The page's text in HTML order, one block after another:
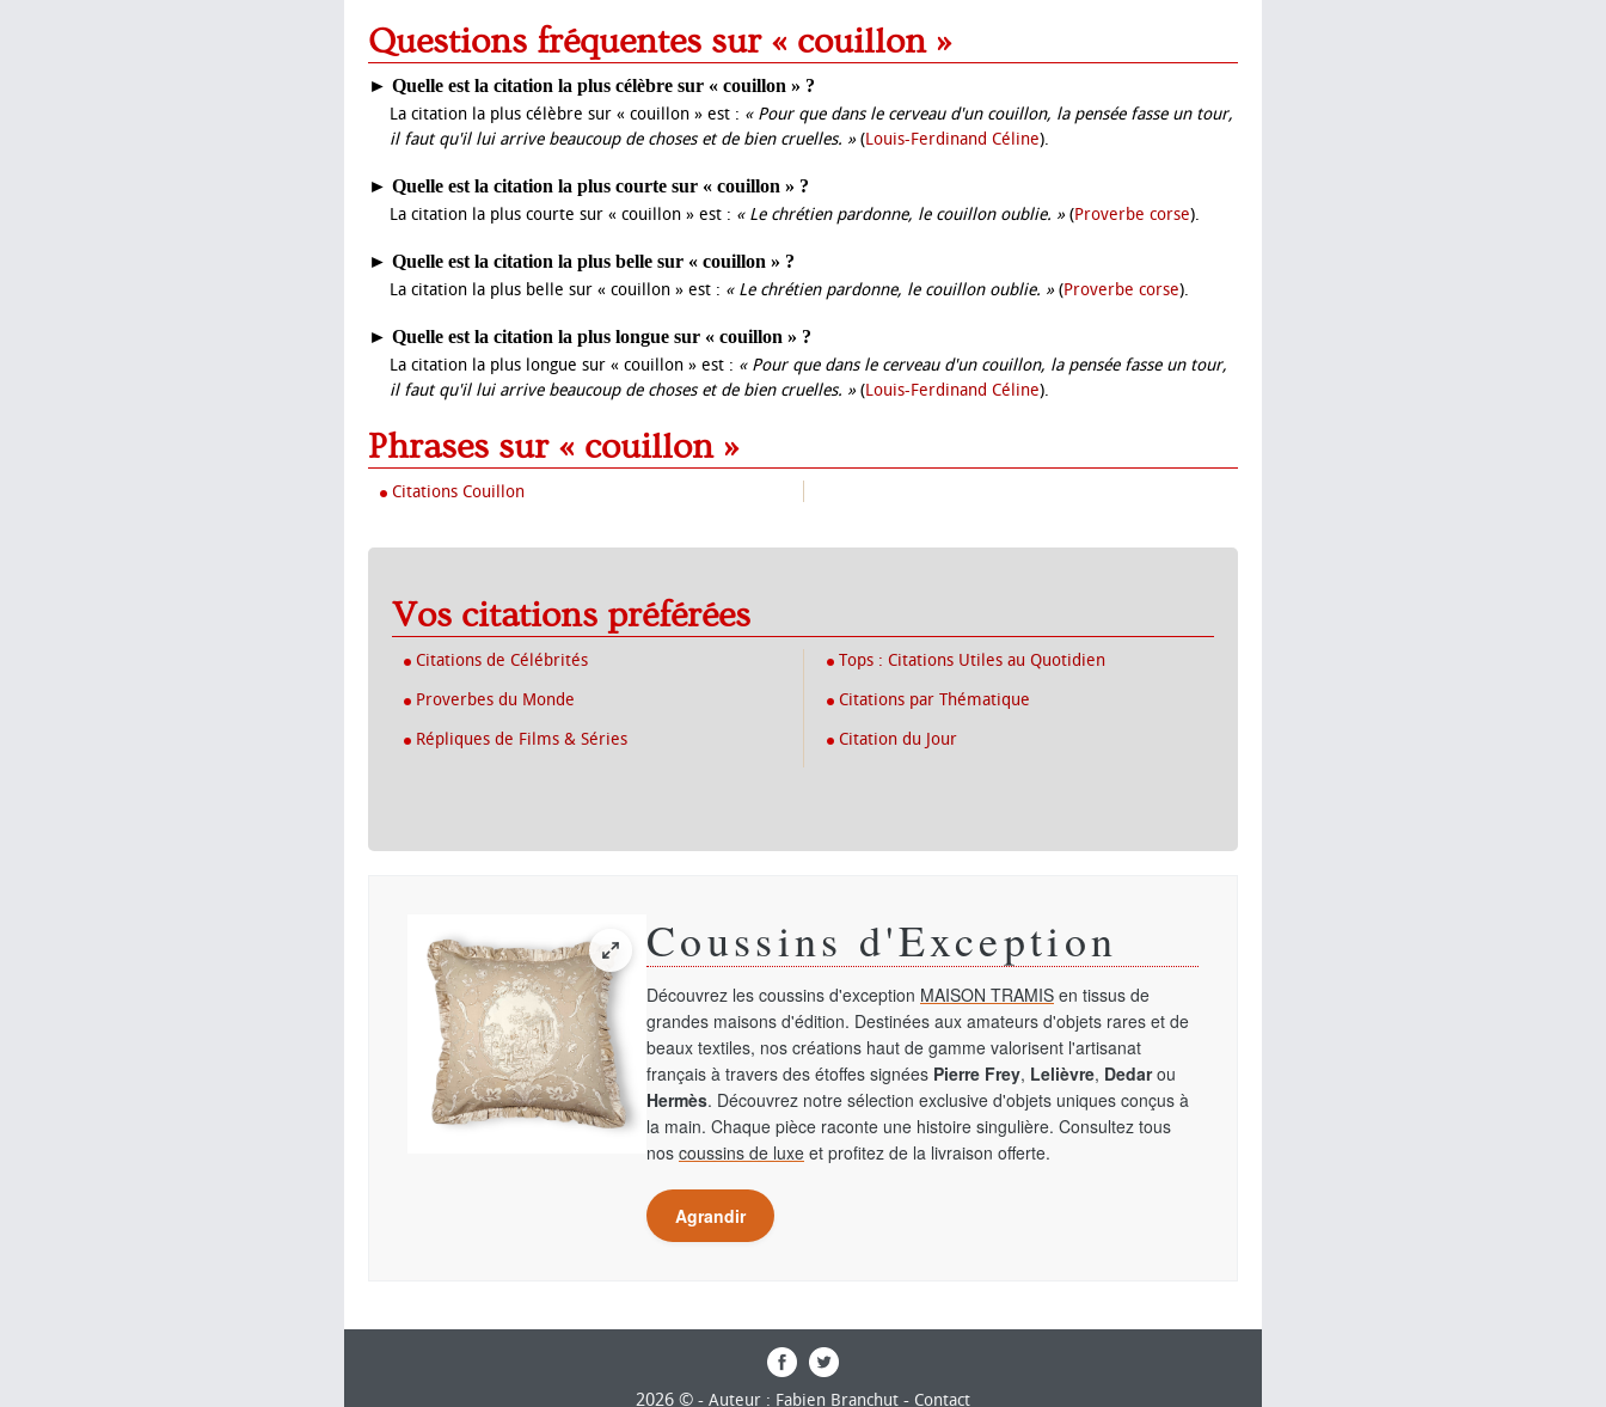
Questions fréquentes sur « couillon »
► Quelle est la citation la plus célèbre sur « couillon » ?
La citation la plus célèbre sur « couillon » est : « Pour que dans le cerveau d'un couillon, la pensée fasse un tour,
il faut qu'il lui arrive beaucoup de choses et de bien cruelles. »(Louis-Ferdinand Céline).
► Quelle est la citation la plus courte sur « couillon » ?
La citation la plus courte sur « couillon » est : « Le chrétien pardonne, le couillon oublie. »(Proverbe corse).
► Quelle est la citation la plus belle sur « couillon » ?
La citation la plus belle sur « couillon » est : « Le chrétien pardonne, le couillon oublie. »(Proverbe corse).
► Quelle est la citation la plus longue sur « couillon » ?
La citation la plus longue sur « couillon » est : « Pour que dans le cerveau d'un couillon, la pensée fasse un tour,
il faut qu'il lui arrive beaucoup de choses et de bien cruelles. »(Louis-Ferdinand Céline).
Phrases sur « couillon »
Citations Couillon
Vos citations préférées
Citations de Célébrités
Proverbes du Monde
Répliques de Films & Séries
Tops : Citations Utiles au Quotidien
Citations par Thématique
Citation du Jour
Coussins d'Exception
Découvrez les coussins d'exception MAISON TRAMIS en tissus de
grandes maisons d'édition. Destinées aux amateurs d'objets rares et de
beaux textiles, nos créations haut de gamme valorisent l'artisanat
français à travers des étoffes signées Pierre Frey, Lelièvre, Dedarou
Hermès. Découvrez notre sélection exclusive d'objets uniques conçus à
la main. Chaque pièce raconte une histoire singulière. Consultez tous
nos coussins de luxe et profitez de la livraison offerte.
Agrandir
2026 © - Auteur : Fabien Branchut - Contact